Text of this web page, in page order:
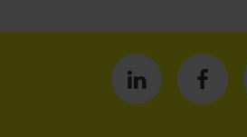
Isännöintiliitto